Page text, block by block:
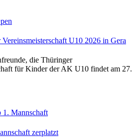
U10 2026 in Gera
die Thüringer
für Kinder der AK U10 findet am 27.
1. Mannschaft
zerplatzt